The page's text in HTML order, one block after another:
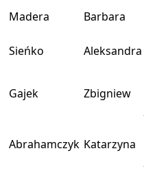
Madera
Barbara
Sieńko Aleksandra
Gajek Zbigniew
Abrahamczyk Katarzyna